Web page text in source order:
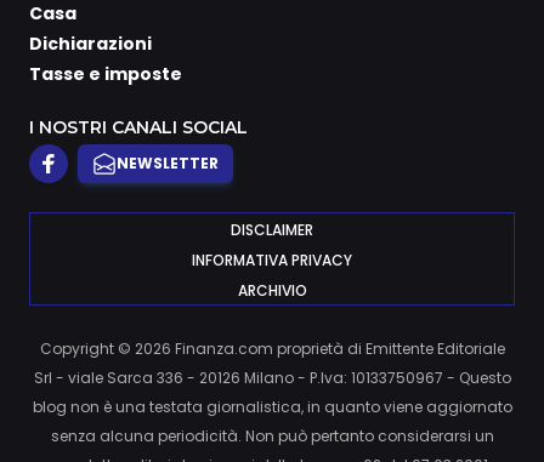
Casa
Dichiarazioni
Tasse e imposte
I NOSTRI CANALI SOCIAL
NEWSLETTER
DISCLAIMER
INFORMATIVA PRIVACY
ARCHIVIO
Copyright © 2026 Finanza.com proprietà di Emittente Editoriale
Srl - viale Sarca 336 - 20126 Milano - P.Iva: 10133750967 - Questo
blog non è una testata giornalistica, in quanto viene aggiornato
senza alcuna periodicità. Non può pertanto considerarsi un